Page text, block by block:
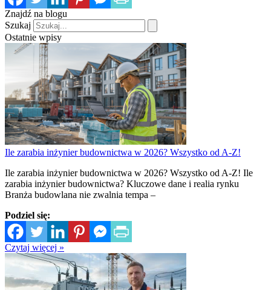
Znajdź na blogu
Szukaj
Ostatnie wpisy
Ile zarabia inżynier budownictwa w 2026? Wszystko od A-Z!
Ile zarabia inżynier budownictwa w 2026? Wszystko od A-Z! Ile
zarabia inżynier budownictwa? Kluczowe dane i realia rynku
Branża budowlana nie zwalnia tempa –
Podziel się:
Czytaj więcej »